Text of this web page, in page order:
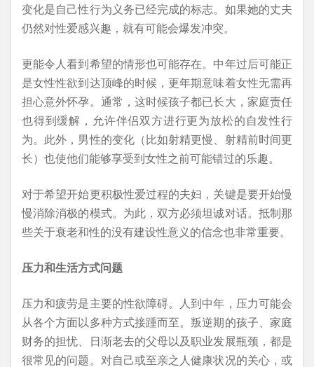
变化是自己性行为义务已经完成的标志。如果她的丈夫
仍然对性爱感兴趣，就有可能会爆发冲突。
更能令人看到希望的情形也可能存在。中年过后可能正
是女性性欲到达顶峰的时候，更年期意味着女性无需再
担心意外怀孕。通常，这时候孩子都已长大，家庭责任
也得到缓解，允许伴侣双方进行更为放松的自发性行
为。此外，男性的变化（比如射精更慢、射精前时间更
长）也使他们能够享受到女性之前可能错过的乐趣。
对于希望开始更积极性爱过程的夫妇，关键是要开始慢
慢消除消极的模式。为此，双方必须坦诚对话。抵制那
些关于衰老和性的没有建设性意义的信念也非常重要。
压力和生活方式问题
压力和疲劳是主要的性欲障碍。人到中年，压力可能会
从各个方面以多种方式接踵而至。叛逆期的孩子、家庭
财务的担忧、日渐老去的父母以及职业发展瓶颈，都是
很常见的问题。对自己或至亲之人健康状况的关心，或